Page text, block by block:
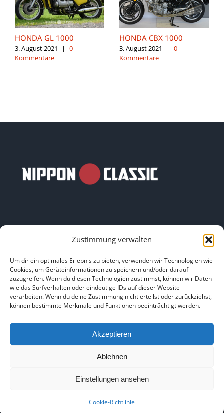
Zustimmung verwalten
Um dir ein optimales Erlebnis zu bieten, verwenden wir Technologien wie
Cookies, um Geräteinformationen zu speichern und/oder darauf
zuzugreifen. Wenn du diesen Technologien zustimmst, können wir Daten
wie das Surfverhalten oder eindeutige IDs auf dieser Website
verarbeiten. Wenn du deine Zustimmung nicht erteilst oder zurückziehst,
können bestimmte Merkmale und Funktionen beeinträchtigt werden.
Akzeptieren
Ablehnen
Einstellungen ansehen
Cookie-Richtlinie
HONDA GL 1000
3. August 2021 |
0
Kommentare
HONDA CBX 1000
3. August 2021 |
0
Kommentare
HOME|ÜBER UNS| IMPRESSUM |DATENSCHUTZ
BILDNACHWEISE
Copyright 2025